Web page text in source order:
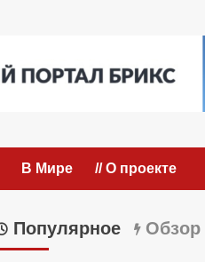
В Мире // О проекте
Популярное Обзор